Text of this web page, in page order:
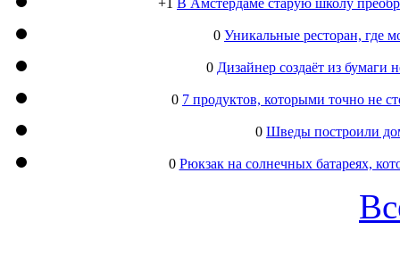
0 Уникальные ресторан, где
0 Дизайнер создаёт из
0 7 продуктов, которыми точно не
0 Шведы построили
0 Рюкзак на солнечных батареях,